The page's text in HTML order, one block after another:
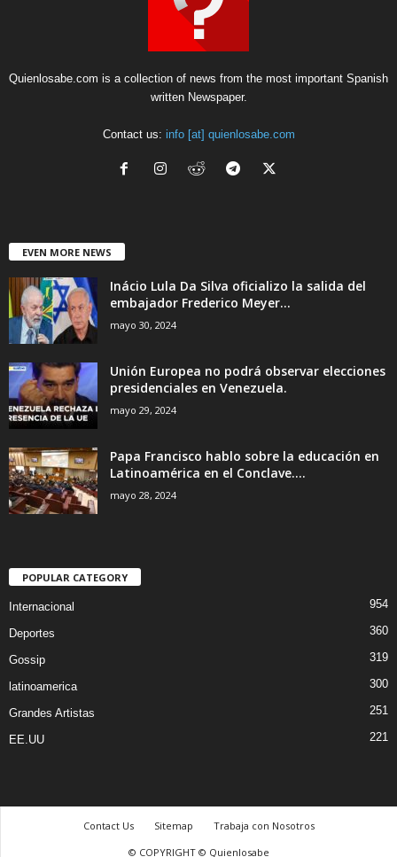
Quienlosabe.com is a collection of news from the most important Spanish
written Newspaper.
Contact us: info [at] quienlosabe.com
EVEN MORE NEWS
Inácio Lula Da Silva oficializo la salida del
embajador Frederico Meyer...
mayo 30, 2024
Unión Europea no podrá observar elecciones
presidenciales en Venezuela.
mayo 29, 2024
Papa Francisco hablo sobre la educación en
Latinoamérica en el Conclave....
mayo 28, 2024
POPULAR CATEGORY
Internacional 954
Deportes 360
Gossip 319
latinoamerica 300
Grandes Artistas 251
EE.UU 221
Contact Us Sitemap
Trabaja con Nosotros
© COPYRIGHT © Quienlosabe